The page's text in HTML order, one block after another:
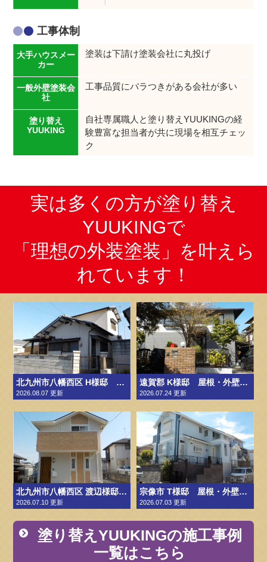
工事体制
塗装は下請け塗装会社に丸投げ
工事品質にバラつきがある会社が多い
自社専属職人と塗り替えYUUKINGの経
験豊富な担当者が共に現場を相互チェッ
ク
実は多くの方が塗り替え
YUUKINGで
「理想の外装塗装」を叶えら
れています！
北九州市八幡西区 H様邸 外壁塗装工事、付帯工事 【今の良さを活かして、きちんとリフレッシュ。】
2026.08.07 更新
遠賀郡 K様邸 屋根・外壁塗装工事、付帯工事「穏やかな印象から、より洗練された住まいへ。」
2026.07.24 更新
北九州市八幡西区 渡辺様邸 屋根・外壁塗装工事、付帯工事【やさしい色合いはそのままに、明るさと清潔感をひとさじ。】
2026.07.10 更新
宗像市 T様邸 屋根・外壁塗装工事、付帯工事【白のやわらかさに、爽やかな個性をプラス。】
2026.07.03 更新
塗り替えYUUKINGの施工事例
一覧はこちら